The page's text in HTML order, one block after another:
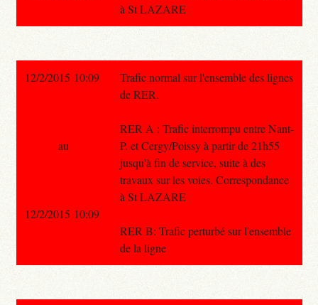
à St LAZARE
12/2/2015 10:09
Trafic normal sur l'ensemble des lignes
de RER.
RER A : Trafic interrompu entre Nant-
P. et Cergy/Poissy à partir de 21h55
jusqu'à fin de service, suite à des
travaux sur les voies. Correspondance
à St LAZARE
RER B: Trafic perturbé sur l'ensemble
de la ligne
au
12/2/2015 10:09